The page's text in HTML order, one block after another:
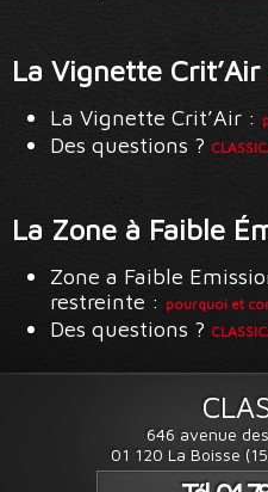
La Vignette Crit’Air
La Vignette Crit’Air :
Des questions ?
La Zone à Faible
Zone a Faible
restreinte : pourquoi et
Des questions ?
646 avenue
01 120 La Boisse